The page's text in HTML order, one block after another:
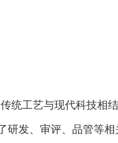
统工艺与现代科技相
发、审评、品管等相